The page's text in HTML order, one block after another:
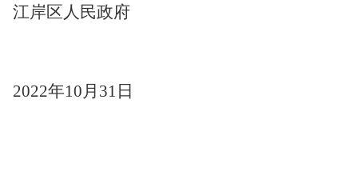
江岸区人民政府
2022年10月31日